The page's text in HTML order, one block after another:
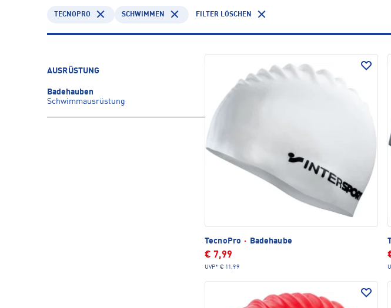
TECNOPRO SCHWIMMEN FILTER LÖSCHEN
AUSRÜSTUNG
Badehauben
Schwimmausrüstung
TecnoPro · Badehaube
€ 7,99
UVP* € 11,99